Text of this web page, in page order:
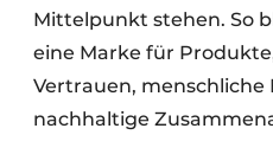
Mittelpunkt stehen. So
eine Marke für
Vertrauen, menschliche
nachhaltige